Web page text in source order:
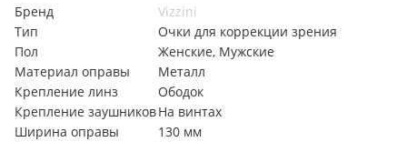
Бренд
Vizzini
Тип
Очки для коррекции зрения
Пол
Женские, Мужские
Материал оправы
Металл
Крепление линз
Ободок
Крепление заушниковНа винтах
Ширина оправы
130 мм